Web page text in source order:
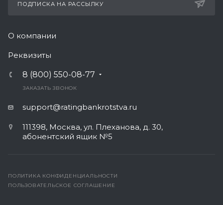
ПОДПИСКА НА РАССЫЛКУ
О компании
Реквизиты
8 (800) 550-08-77
ЗАКАЗАТЬ ЗВОНОК
support@ratingbankrotstva.ru
111398, Москва, ул. Плеханова, д. 30,
абонентский ящик №5
ПОЛИТИКА КОНФИДЕНЦИАЛЬНОСТИ
ПОЛЬЗОВАТЕЛЬСКОЕ СОГЛАШЕНИЕ